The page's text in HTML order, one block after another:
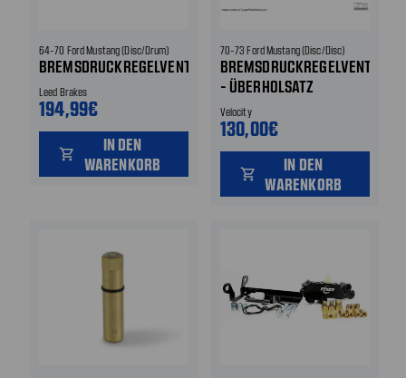
64-70 Ford Mustang (Disc/Drum)
BREMSDRUCKREGELVENTIL
Leed Brakes
194,99€
shopping_cart
IN DEN
WARENKORB
70-73 Ford Mustang (Disc/Disc)
BREMSDRUCKREGELVENTIL
- ÜBERHOLSATZ
Velocity
130,00€
shopping_cart
IN DEN
WARENKORB